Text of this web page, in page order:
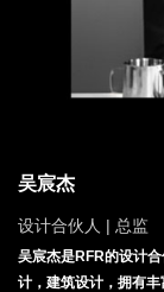
吴宸杰
设计合伙人 | 总监
吴宸杰是RFR的设计
计，建筑设计，拥有丰